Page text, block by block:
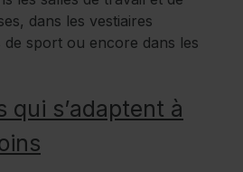
dans les vestiaires
sport ou encore dans les
qui s’adaptent à